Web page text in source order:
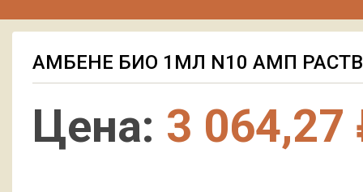
АМБЕНЕ БИО 1МЛ N10 АМП
Цена: 3 064,27